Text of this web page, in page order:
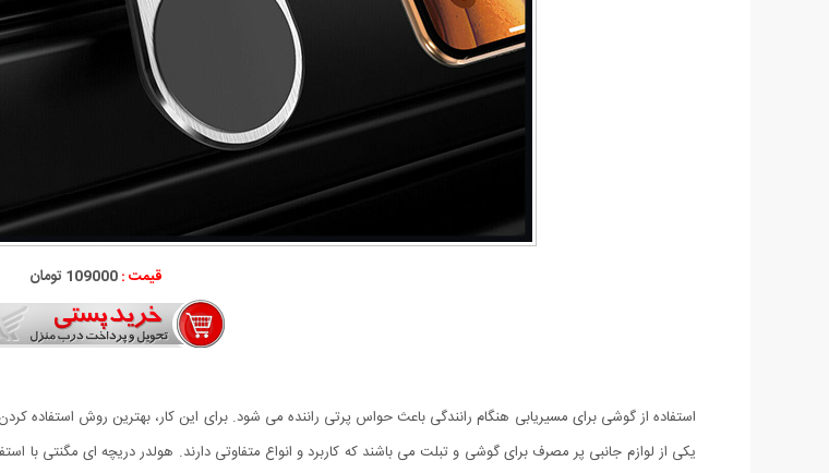
قیمت :109000 تومان
استفاده از گوشی برای مسیریابی هنگام رانندگی باعث حواس پرتی راننده می شود. برای این کار، بهترین روش استفاده
یکی از لوازم جانبی پر مصرف برای گوشی و تبلت می باشند که کاربرد و انواع متفاوتی دارند. هولدر دریچه ای مگنتی با